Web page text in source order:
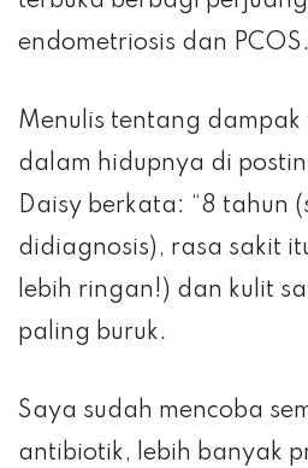
endometriosis dan PCOS.
Menulis tentang
dalam hidupnya di
Daisy berkata: “8 tahun
didiagnosis), rasa sakit
lebih ringan!) dan kulit
paling buruk.
Saya sudah mencoba
antibiotik, lebih banyak